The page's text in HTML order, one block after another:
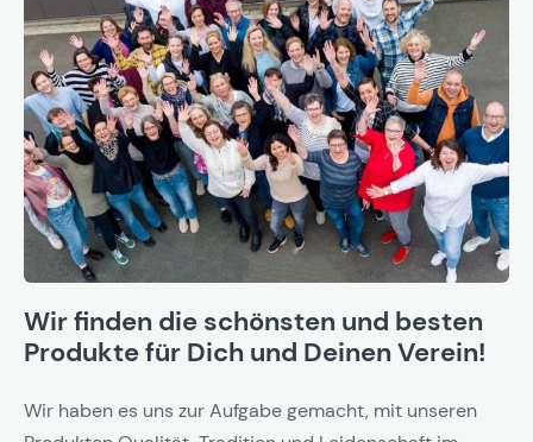
Wir finden die schönsten und besten
Produkte für Dich und Deinen Verein!
Wir haben es uns zur Aufgabe gemacht, mit unseren